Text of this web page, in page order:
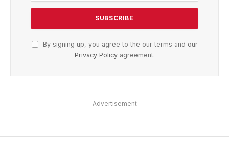
By signing up, you agree to the our terms and our
Privacy Policyagreement.
Advertisement